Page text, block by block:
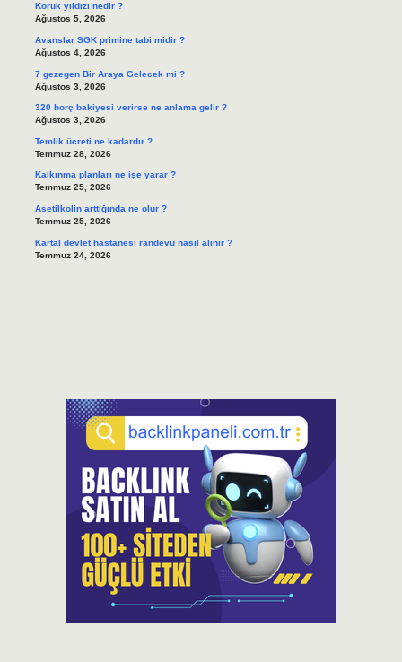
Koruk yıldızı nedir ?
Ağustos 5, 2026
Avanslar SGK primine tabi midir ?
Ağustos 4, 2026
7 gezegen Bir Araya Gelecek mi ?
Ağustos 3, 2026
320 borç bakiyesi verirse ne anlama gelir ?
Ağustos 3, 2026
Temlik ücreti ne kadardır ?
Temmuz 28, 2026
Kalkınma planları ne işe yarar ?
Temmuz 25, 2026
Asetilkolin arttığında ne olur ?
Temmuz 25, 2026
Kartal devlet hastanesi randevu nasıl alınır ?
Temmuz 24, 2026